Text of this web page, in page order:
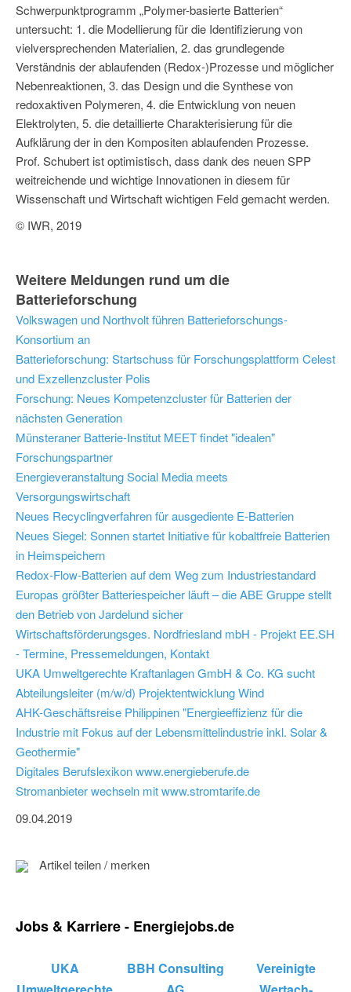
Schwerpunktprogramm „Polymer-basierte Batterien“
untersucht: 1. die Modellierung für die Identifizierung von
vielversprechenden Materialien, 2. das grundlegende
Verständnis der ablaufenden (Redox-)Prozesse und möglicher
Nebenreaktionen, 3. das Design und die Synthese von
redoxaktiven Polymeren, 4. die Entwicklung von neuen
Elektrolyten, 5. die detaillierte Charakterisierung für die
Aufklärung der in den Kompositen ablaufenden Prozesse.
Prof. Schubert ist optimistisch, dass dank des neuen SPP
weitreichende und wichtige Innovationen in diesem für
Wissenschaft und Wirtschaft wichtigen Feld gemacht werden.
© IWR, 2019
Weitere Meldungen rund um die
Batterieforschung
Volkswagen und Northvolt führen Batterieforschungs-
Konsortium an
Batterieforschung: Startschuss für Forschungsplattform Celest
und Exzellenzcluster Polis
Forschung: Neues Kompetenzcluster für Batterien der
nächsten Generation
Münsteraner Batterie-Institut MEET findet "idealen"
Forschungspartner
Energieveranstaltung Social Media meets
Versorgungswirtschaft
Neues Recyclingverfahren für ausgediente E-Batterien
Neues Siegel: Sonnen startet Initiative für kobaltfreie Batterien
in Heimspeichern
Redox-Flow-Batterien auf dem Weg zum Industriestandard
Europas größter Batteriespeicher läuft – die ABE Gruppe stellt
den Betrieb von Jardelund sicher
Wirtschaftsförderungsges. Nordfriesland mbH - Projekt EE.SH
- Termine, Pressemeldungen, Kontakt
UKA Umweltgerechte Kraftanlagen GmbH & Co. KG sucht
Abteilungsleiter (m/w/d) Projektentwicklung Wind
AHK-Geschäftsreise Philippinen "Energieeffizienz für die
Industrie mit Fokus auf der Lebensmittelindustrie inkl. Solar &
Geothermie"
Digitales Berufslexikon www.energieberufe.de
Stromanbieter wechseln mit www.stromtarife.de
09.04.2019
Artikel teilen / merken
Jobs & Karriere - Energiejobs.de
UKA
BBH Consulting
Vereinigte